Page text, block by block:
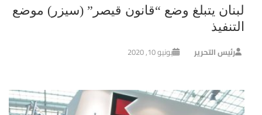
لبنان يتبلغ وضع “قانون قيصر” (سيزر) موضع
التنفيذ
رئيس التحرير يونيو 10, 2020